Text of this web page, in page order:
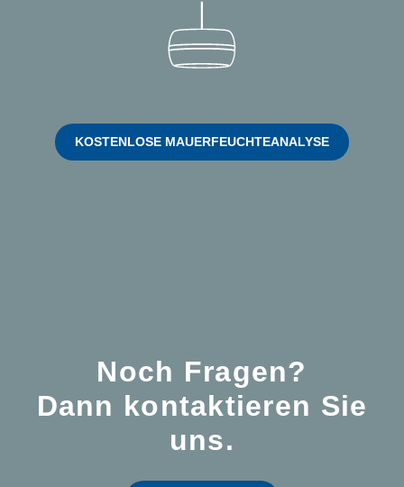
KOSTENLOSE MAUERFEUCHTEANALYSE
Noch Fragen?
Dann kontaktieren Sie
uns.